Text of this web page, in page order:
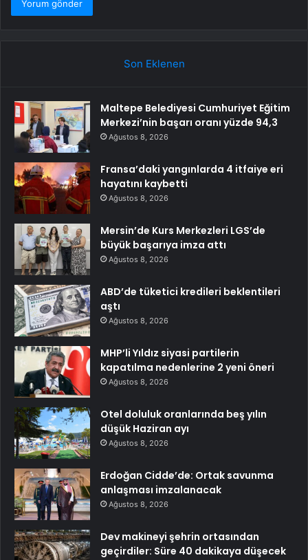
Son Eklenen
Maltepe Belediyesi Cumhuriyet Eğitim
Merkezi’nin başarı oranı yüzde 94,3
Ağustos 8, 2026
Fransa’daki yangınlarda 4 itfaiye eri
hayatını kaybetti
Ağustos 8, 2026
Mersin’de Kurs Merkezleri LGS’de
büyük başarıya imza attı
Ağustos 8, 2026
ABD’de tüketici kredileri beklentileri
aştı
Ağustos 8, 2026
MHP’li Yıldız siyasi partilerin
kapatılma nedenlerine 2 yeni öneri
Ağustos 8, 2026
Otel doluluk oranlarında beş yılın
düşük Haziran ayı
Ağustos 8, 2026
Erdoğan Cidde’de: Ortak savunma
anlaşması imzalanacak
Ağustos 8, 2026
Dev makineyi şehrin ortasından
geçirdiler: Süre 40 dakikaya düşecek